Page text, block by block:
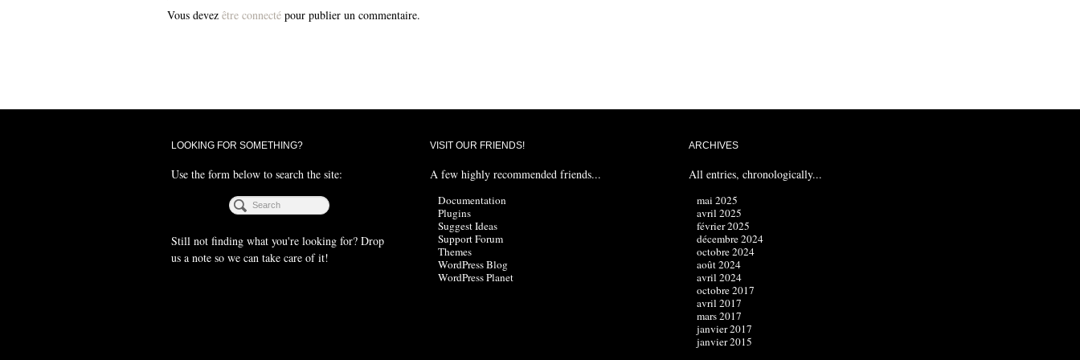
Vous devez être connecté pour publier un commentaire.
LOOKING FOR SOMETHING?
Use the form below to search the site:
Still not finding what you're looking for? Drop
us a note so we can take care of it!
VISIT OUR FRIENDS!
A few highly recommended friends...
Documentation
Plugins
Suggest Ideas
Support Forum
Themes
WordPress Blog
WordPress Planet
ARCHIVES
All entries, chronologically...
mai 2025
avril 2025
février 2025
décembre 2024
octobre 2024
août 2024
avril 2024
octobre 2017
avril 2017
mars 2017
janvier 2017
janvier 2015